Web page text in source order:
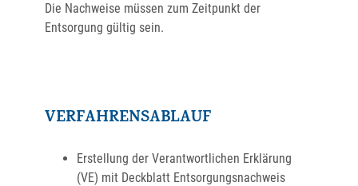
Die Nachweise müssen zum Zeitpunkt der
Entsorgung gültig sein.
VERFAHRENSABLAUF
Erstellung der Verantwortlichen Erklärung
(VE) mit Deckblatt Entsorgungsnachweis